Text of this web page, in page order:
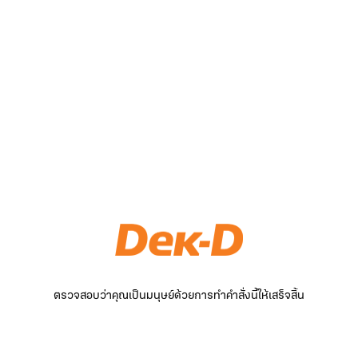
ตรวจสอบว่าคุณเป็นมนุษย์ด้วยการทำคำสั่งนี้ให้เสร็จสิ้น